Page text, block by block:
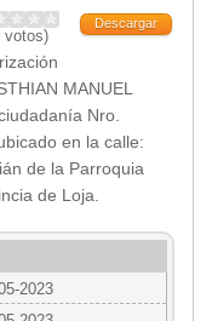
Descargar
votos)
MANUEL
Nro.
en la calle:
de la Parroquia
de Loja.
2023